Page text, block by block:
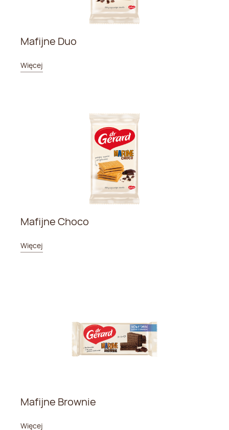
Mafijne Duo
Więcej
Mafijne Choco
Więcej
Mafijne Brownie
Więcej